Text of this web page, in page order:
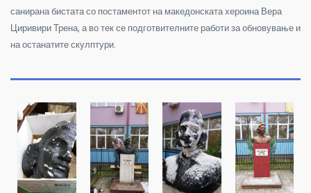
санирана бистата со постаментот на македонската хероина Вера
Циривири Трена, а во тек се подготвителните работи за обновување и
на останатите скулптури.